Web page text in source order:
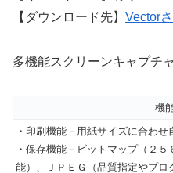
【ダウンロード先】 Vector
多機能スクリーンキャプチ
機
・印刷機能－用紙サイズに合わ
・保存機能－ビットマップ（２
能）、ＪＰＥＧ（品質指定やプ